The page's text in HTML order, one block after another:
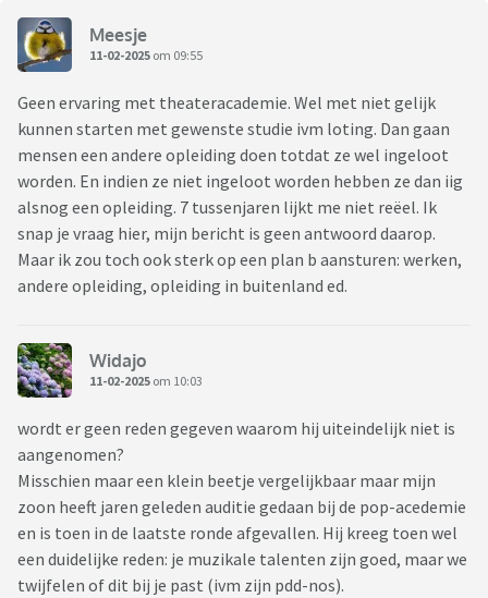
Meesje
11-02-2025 om 09:55
Geen ervaring met theateracademie. Wel met niet gelijk
kunnen starten met gewenste studie ivm loting. Dan gaan
mensen een andere opleiding doen totdat ze wel ingeloot
worden. En indien ze niet ingeloot worden hebben ze dan iig
alsnog een opleiding. 7 tussenjaren lijkt me niet reëel. Ik
snap je vraag hier, mijn bericht is geen antwoord daarop.
Maar ik zou toch ook sterk op een plan b aansturen: werken,
andere opleiding, opleiding in buitenland ed.
Widajo
11-02-2025 om 10:03
wordt er geen reden gegeven waarom hij uiteindelijk niet is
aangenomen?
Misschien maar een klein beetje vergelijkbaar maar mijn
zoon heeft jaren geleden auditie gedaan bij de pop-acedemie
en is toen in de laatste ronde afgevallen. Hij kreeg toen wel
een duidelijke reden: je muzikale talenten zijn goed, maar we
twijfelen of dit bij je past (ivm zijn pdd-nos).